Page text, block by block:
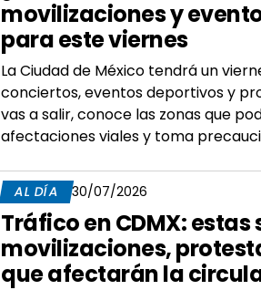
movilizaciones y
para este viernes
La Ciudad de México tendrá un
conciertos, eventos deportivos y
vas a salir, conoce las zonas que
afectaciones viales y toma
AL DÍA 30/07/2026
Tráfico en CDMX: estas
movilizaciones,
que afectarán la